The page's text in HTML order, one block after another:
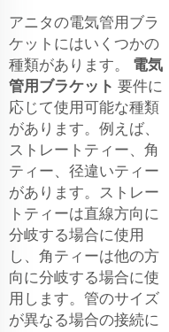
アニタの電気管用ブラ
ケットにはいくつかの
種類があります。 電気
管用ブラケット 要件に
応じて使用可能な種類
があります。例えば、
ストレートティー、角
ティー、径違いティー
があります。ストレー
トティーは直線方向に
分岐する場合に使用
し、角ティーは他の方
向に分岐する場合に使
用します。管のサイズ
が異なる場合の接続に